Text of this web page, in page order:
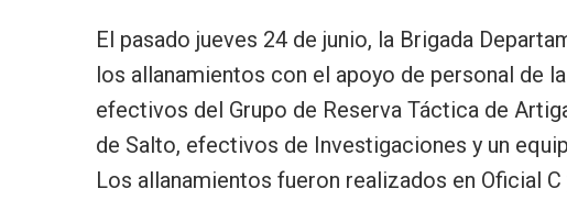
El pasado jueves 24 de junio, la Brigada
los allanamientos con el apoyo de personal de
efectivos del Grupo de Reserva Táctica de
de Salto, efectivos de Investigaciones y un
Los allanamientos fueron realizados en Oficial